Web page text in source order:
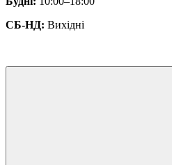
СБ-НД: Вихідні